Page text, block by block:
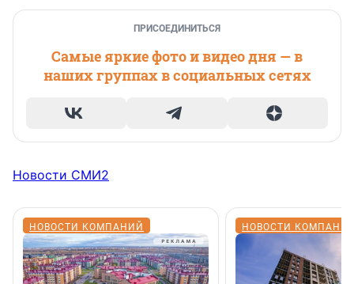
ПРИСОЕДИНИТЬСЯ
Самые яркие фото и видео дня — в
наших группах в социальных сетях
Новости СМИ2
НОВОСТИ КОМПАНИЙ НОВОСТИ